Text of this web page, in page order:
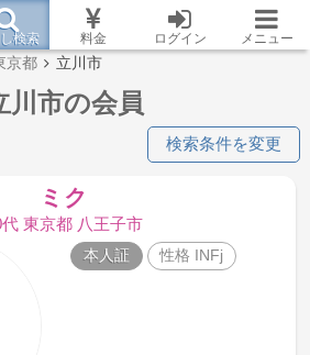
検索 料金 ログイン メニュー
京都 立川市
川市の会員
検索条件を変更
ミク
東京都 八王子市
本人証 性格 INFj